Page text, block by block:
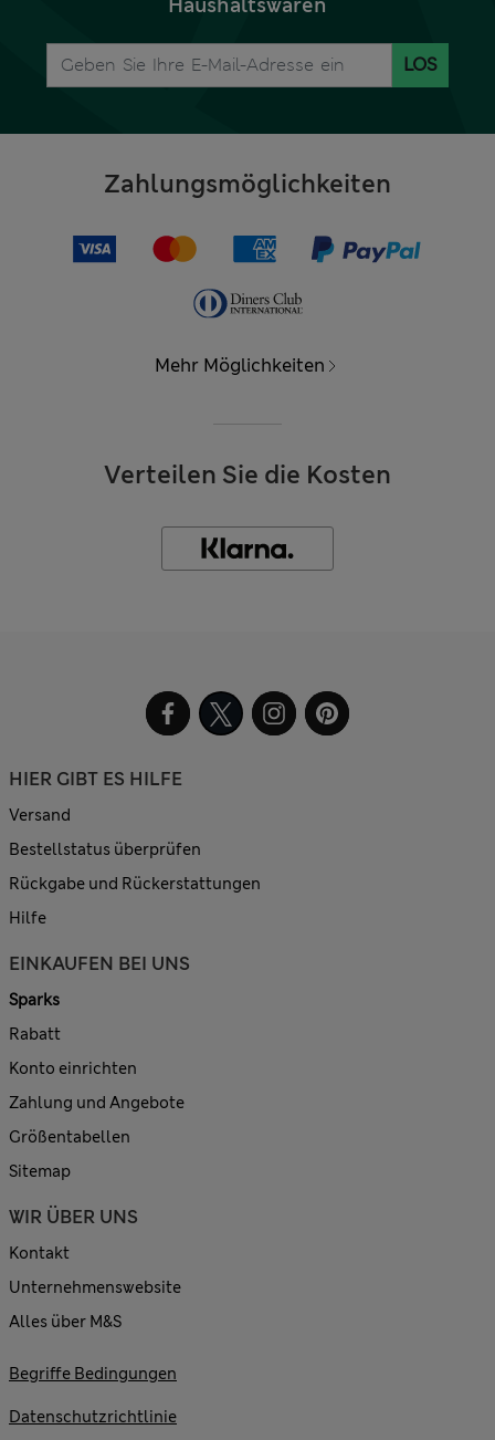
Haushaltswaren
LOS
Zahlungsmöglichkeiten
Mehr Möglichkeiten
Verteilen Sie die Kosten
HIER GIBT ES HILFE
Versand
Bestellstatus überprüfen
Rückgabe und Rückerstattungen
Hilfe
EINKAUFEN BEI UNS
Sparks
Rabatt
Konto einrichten
Zahlung und Angebote
Größentabellen
Sitemap
WIR ÜBER UNS
Kontakt
Unternehmenswebsite
Alles über M&S
Begriffe Bedingungen
Datenschutzrichtlinie